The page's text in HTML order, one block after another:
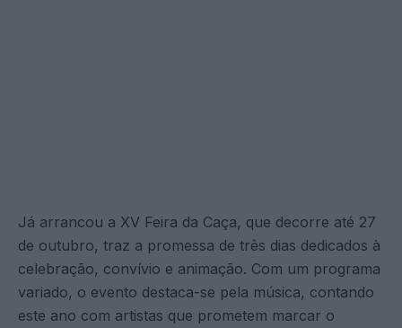
Já arrancou a XV Feira da Caça, que decorre até 27
de outubro, traz a promessa de três dias dedicados à
celebração, convívio e animação. Com um programa
variado, o evento destaca-se pela música, contando
este ano com artistas que prometem marcar o